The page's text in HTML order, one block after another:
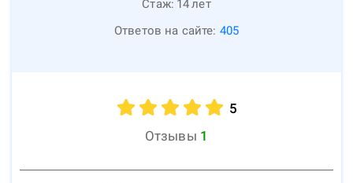
Стаж: 14лет
Ответов на сайте: 405
5
Отзывы 1